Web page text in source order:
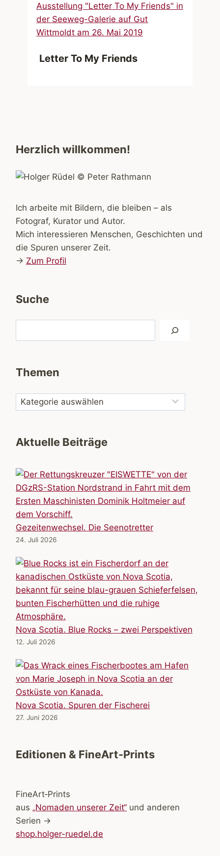
Letter To My Friends
Herzlich willkommen!
Ich arbeite mit Bildern, die bleiben – als
Fotograf, Kurator und Autor.
Mich interessieren Menschen, Geschichten und
die Spuren unserer Zeit.
→ Zum Profil
Suche
Themen
Aktuelle Beiträge
Gezeitenwechsel. Die Seenotretter
24. Juli 2026
Nova Scotia. Blue Rocks – zwei Perspektiven
12. Juli 2026
Nova Scotia. Spuren der Fischerei
27. Juni 2026
Editionen & FineArt-Prints
FineArt‑Prints
aus „Nomaden unserer Zeit“ und anderen
Serien →
shop.holger-ruedel.de